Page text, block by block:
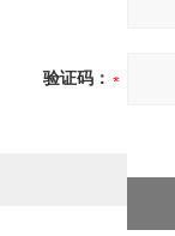
验证码：